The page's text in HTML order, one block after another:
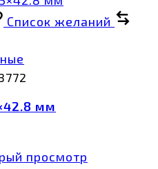
Список желаний
мм
просмотр